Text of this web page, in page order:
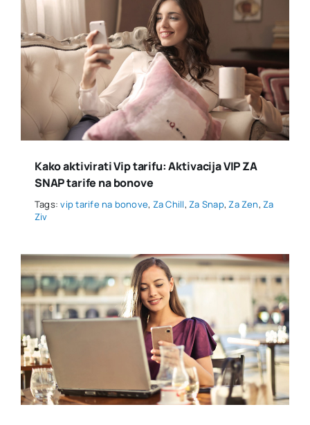
Kako aktivirati Vip tarifu: Aktivacija VIP ZA
SNAP tarife na bonove
Tags:vip tarife na bonove, Za Chill,Za Snap,Za Zen,Za
Ziv